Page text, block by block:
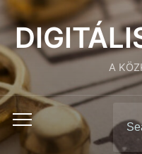
A
Toggle
mobile
for: